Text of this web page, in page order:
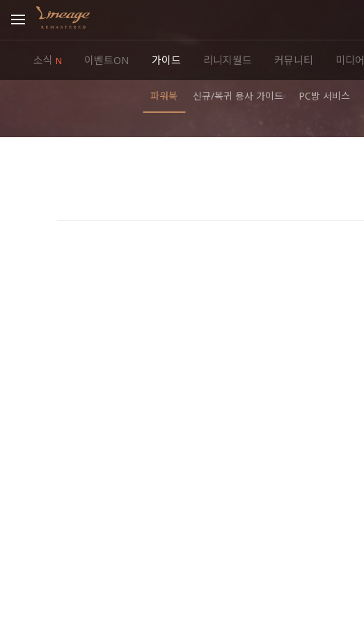
소식 N 이벤트ON 가이드
파워북 신규/복귀 용사 가이드 PC방 서비스
리니지월드 커뮤니티 미디어